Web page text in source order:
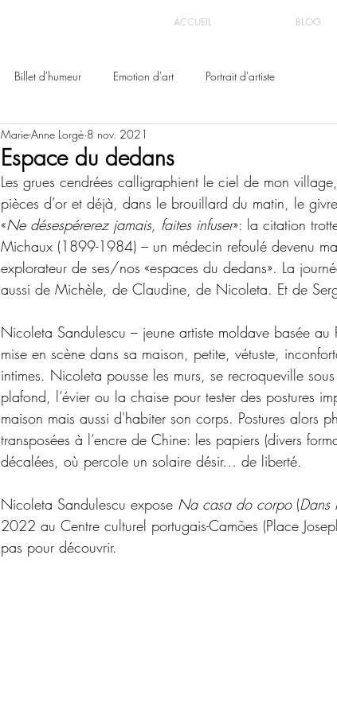
ACCUEIL BLOG
Billet d'humeur Emotion d'art Portrait d'artiste
Espace du dedans
Marie-Anne Lorgé 8 nov. 2021
Les grues cendrées calligraphient le ciel de mon
pièces d’or et déjà, dans le brouillard du matin, le
«Ne désespérerez jamais, faites infuser»: la citation
Michaux (1899-1984) – un médecin refoulé devenu
explorateur de ses/nos «espaces du dedans». La
aussi de Michèle, de Claudine, de Nicoleta. Et de
Nicoleta Sandulescu – jeune artiste moldave basée au
mise en scène dans sa maison, petite, vétuste,
intimes. Nicoleta pousse les murs, se recroqueville
plafond, l’évier ou la chaise pour tester des postures
maison mais aussi d'habiter son corps. Postures alors
transposées à l’encre de Chine: les papiers (divers
décalées, où percole un solaire désir… de liberté.
Nicoleta Sandulescu expose Na casa do corpo (Dans
2022 au Centre culturel portugais-Camões (Place
pas pour découvrir.